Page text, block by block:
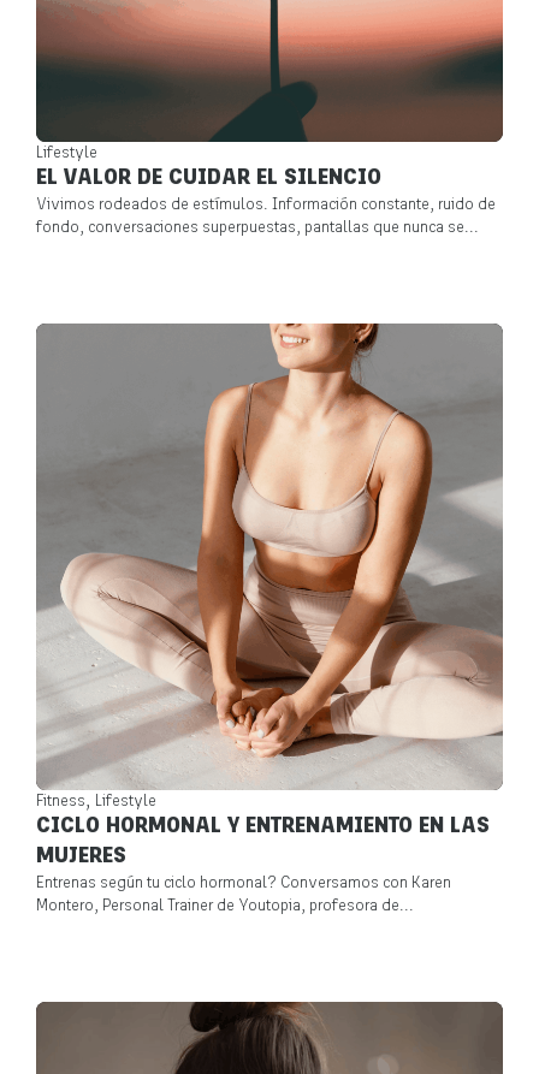
Lifestyle
EL VALOR DE CUIDAR EL SILENCIO
Vivimos rodeados de estímulos. Información constante, ruido de
fondo, conversaciones superpuestas, pantallas que nunca se...
Fitness Lifestyle
CICLO HORMONAL Y ENTRENAMIENTO EN LAS
MUJERES
Entrenas según tu ciclo hormonal? Conversamos con Karen
Montero, Personal Trainer de Youtopia, profesora de...